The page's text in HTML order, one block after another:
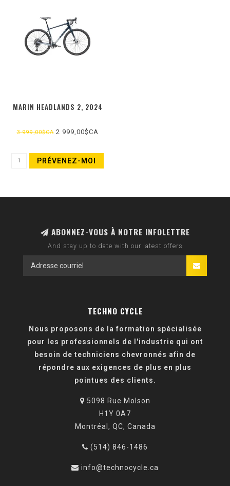
MARIN HEADLANDS 2, 2024
3 999,00$CA2 999,00$CA
PRÉVENEZ-MOI
ABONNEZ-VOUS À NOTRE INFOLETTRE
And stay up to date with our latest offers
TECHNO CYCLE
Nous proposons de la formation spécialisée
pour les professionnels de l'industrie qui ont
besoin de techniciens chevronnés afin de
répondre aux exigences de plus en plus
pointues des clients.
5098 Rue Molson
H1Y 0A7
Montréal, QC, Canada
(514) 846-1486
info@technocycle.ca